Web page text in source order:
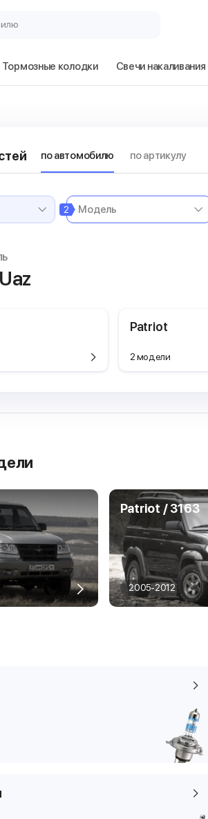
Тормозные колодки Свечи накаливания
по автомобилю по артикулу
2
Patriot
2 модели
Patriot / 3163
2005-2012